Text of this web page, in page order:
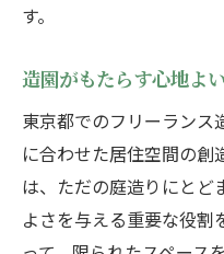
す。
造園がもたらす心地よ
東京都でのフリーランス
に合わせた居住空間の創
は、ただの庭造りにとど
よさを与える重要な役割